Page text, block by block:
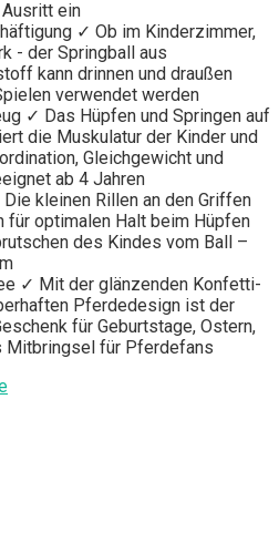
ein
✓ Ob im Kinderzimmer,
- der Springball aus
kann drinnen und draußen
verwendet werden
✓ Das Hüpfen und Springen auf
die Muskulatur der Kinder und
Gleichgewicht und
ab 4 Jahren
kleinen Rillen an den Griffen
optimalen Halt beim Hüpfen
des Kindes vom Ball –
✓ Mit der glänzenden Konfetti-
Pferdedesign ist der
für Geburtstage, Ostern,
Mitbringsel für Pferdefans